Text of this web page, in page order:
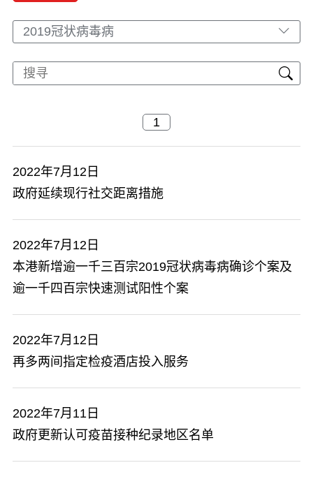
2019冠状病毒病
2022年7月12日
政府延续现行社交距离措施
2022年7月12日
本港新增逾一千三百宗2019冠状病毒病确诊个案及
逾一千四百宗快速测试阳性个案
2022年7月12日
再多两间指定检疫酒店投入服务
2022年7月11日
政府更新认可疫苗接种纪录地区名单